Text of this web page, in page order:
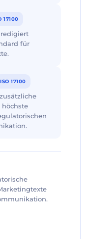
17100
für
ISO 17100
höchste